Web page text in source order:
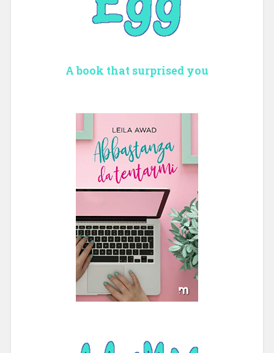
A book that surprised you